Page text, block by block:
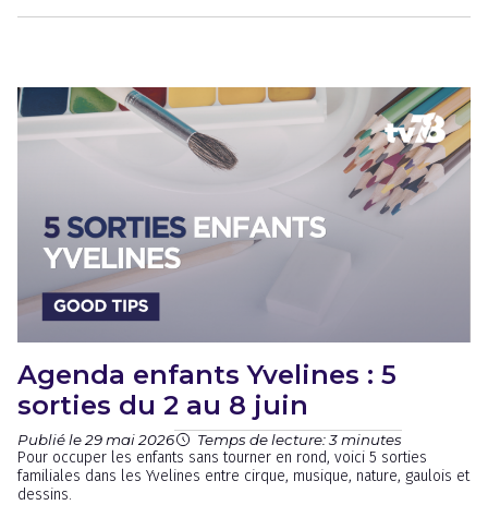
Agenda enfants Yvelines : 5
sorties du 2 au 8 juin
Publié le 29 mai 2026 Temps de lecture: 3 minutes
Pour occuper les enfants sans tourner en rond, voici 5 sorties
familiales dans les Yvelines entre cirque, musique, nature, gaulois et
dessins.